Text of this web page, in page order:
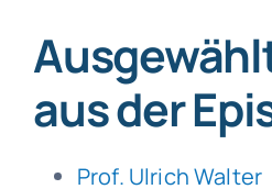
aus der
Prof. Ulrich Walter